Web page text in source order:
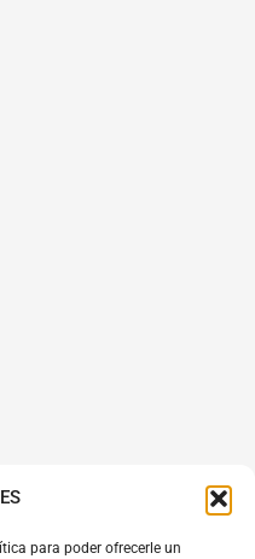
para poder ofrecerle un
Teobaldo Power Nº 7,